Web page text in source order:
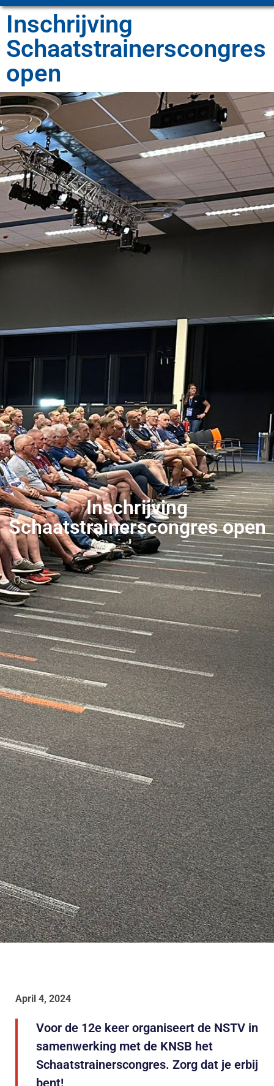
Inschrijving
Schaatstrainerscongres
open
Inschrijving
Schaatstrainerscongres open
April 4, 2024
Voor de 12e keer organiseert de NSTV in
samenwerking met de KNSB het
Schaatstrainerscongres. Zorg dat je erbij
bent!